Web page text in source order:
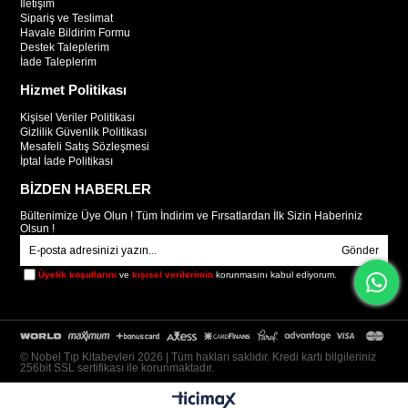
İletişim
Sipariş ve Teslimat
Havale Bildirim Formu
Destek Taleplerim
İade Taleplerim
Hizmet Politikası
Kişisel Veriler Politikası
Gizlilik Güvenlik Politikası
Mesafeli Satış Sözleşmesi
İptal İade Politikası
BİZDEN HABERLER
Bültenimize Üye Olun ! Tüm İndirim ve Fırsatlardan İlk Sizin Haberiniz
Olsun !
Gönder
Üyelik koşullarını vekişisel verilerimin korunmasını kabul ediyorum.
© Nobel Tıp Kitabevleri 2026 | Tüm hakları saklıdır. Kredi kartı bilgileriniz
256bit SSL sertifikası ile korunmaktadır.